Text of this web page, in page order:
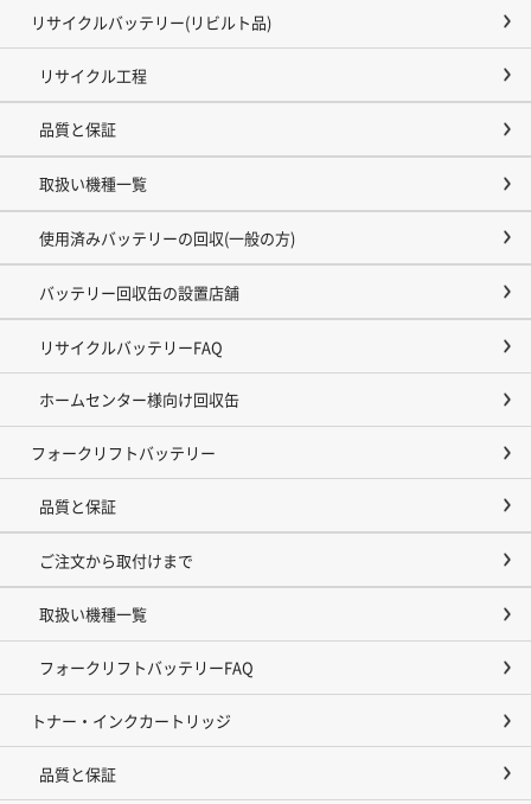
リサイクルバッテリー(リビルト品)
リサイクル工程
品質と保証
取扱い機種一覧
使用済みバッテリーの回収(一般の方)
バッテリー回収缶の設置店舗
リサイクルバッテリーFAQ
ホームセンター様向け回収缶
フォークリフトバッテリー
品質と保証
ご注文から取付けまで
取扱い機種一覧
フォークリフトバッテリーFAQ
トナー・インクカートリッジ
品質と保証